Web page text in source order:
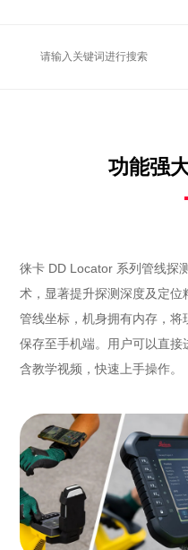
功能强
徕卡 DD Locator 系列管线探
术，显著提升探测深度及定
管线坐标，机身拥有内存，
保存至手机端。用户可以直
含教学视频，快速上手操作。